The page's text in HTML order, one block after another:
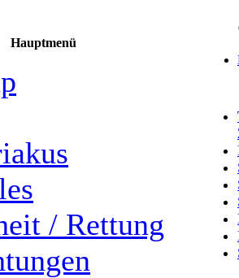
Hauptmenü
/ Rettung